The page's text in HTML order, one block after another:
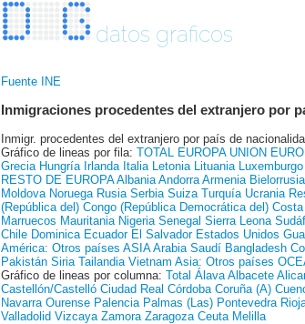
datos graficos
Fuente INE
Inmigraciones procedentes del extranjero por
Inmigr. procedentes del extranjero por país de
Gráfico de lineas por fila: TOTAL EUROPA UNION
Grecia Hungría Irlanda Italia Letonia Lituania Luxemburgo
RESTO DE EUROPA Albania Andorra Armenia Bielorrusia
Moldova Noruega Rusia Serbia Suiza Turquía Ucrania
(República del) Congo (República Democrática del)
Marruecos Mauritania Nigeria Senegal Sierra Leona
Chile Dominica Ecuador El Salvador Estados Unidos
América: Otros países ASIA Arabia Saudí Bangladesh
Pakistán Siria Tailandia Vietnam Asia: Otros países
Gráfico de lineas por columna: Total Álava Albacete
Castellón/Castelló Ciudad Real Córdoba Coruña (A)
Navarra Ourense Palencia Palmas (Las) Pontevedra
Valladolid Vizcaya Zamora Zaragoza Ceuta Melilla